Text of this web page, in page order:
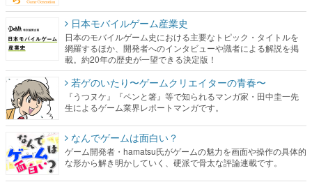
日本モバイルゲーム産業史
日本のモバイルゲーム史における主要なトピック・タイトルを
網羅するほか、開発者へのインタビューや識者による解説を掲
載。約20年の歴史が一望できる決定版！
若ゲのいたり〜ゲームクリエイターの青春〜
『うつヌケ』『ペンと箸』等で知られるマンガ家・田中圭一先
生によるゲーム業界レポートマンガです。
なんでゲームは面白い？
ゲーム開発者・hamatsu氏がゲームの魅力を画面や操作の具体的
な形から解き明かしていく、硬派で骨太な評論連載です。